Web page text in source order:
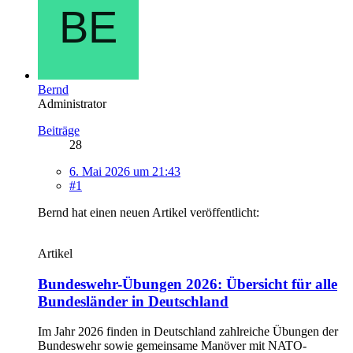
Bernd
Administrator
Beiträge
28
6. Mai 2026 um 21:43
#1
Bernd hat einen neuen Artikel veröffentlicht:
Artikel
Bundeswehr-Übungen 2026: Übersicht für alle
Bundesländer in Deutschland
Im Jahr 2026 finden in Deutschland zahlreiche Übungen der
Bundeswehr sowie gemeinsame Manöver mit NATO-